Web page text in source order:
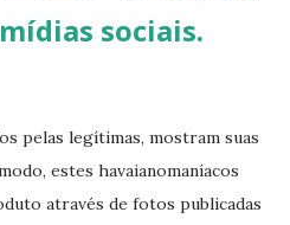
sociais.
pelas legítimas, mostram suas
estes havaianomaníacos
através de fotos publicadas